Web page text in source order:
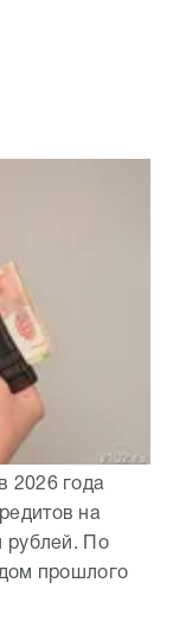
2026 года
на
рублей. По
прошлого